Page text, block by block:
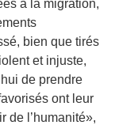
à la migration,
bien que tirés
et injuste,
de prendre
ont leur
de l’humanité»,